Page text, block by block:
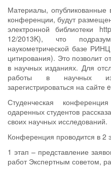
Материалы, опубликованные
конференции, будут
электронной библиотеки
12/2013K), что
наукометрической базе
цитирования). Это позволит
в научных изданиях. Для
работы в научных
зарегистрироваться на сайте
Студенческая
одаренных студентов
своих научных исследований.
Конференция проводится в 2
1 этап – представление
работ Экспертным советом,